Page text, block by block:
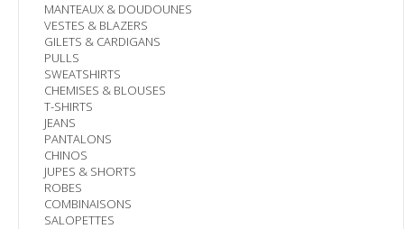
MANTEAUX & DOUDOUNES
VESTES & BLAZERS
GILETS & CARDIGANS
PULLS
SWEATSHIRTS
CHEMISES & BLOUSES
T-SHIRTS
JEANS
PANTALONS
CHINOS
JUPES & SHORTS
ROBES
COMBINAISONS
SALOPETTES